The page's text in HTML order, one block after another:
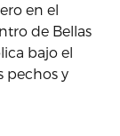
en el
de Bellas
bajo el
pechos y